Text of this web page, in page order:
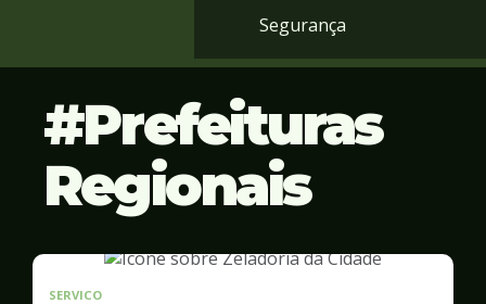
Segurança
Prefeituras
Regionais
SERVICO